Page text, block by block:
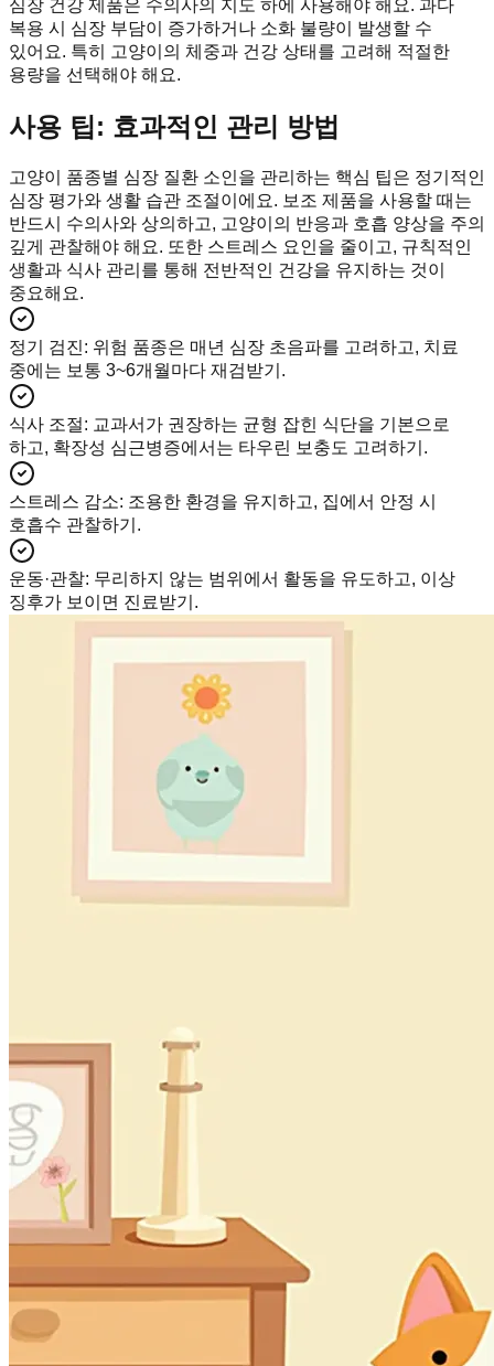
심장 건강 제품은 수의사의 지도 하에 사용해야 해요. 과다
복용 시 심장 부담이 증가하거나 소화 불량이 발생할 수
있어요. 특히 고양이의 체중과 건강 상태를 고려해 적절한
용량을 선택해야 해요.
사용 팁: 효과적인 관리 방법
고양이 품종별 심장 질환 소인을 관리하는 핵심 팁은 정기적인
심장 평가와 생활 습관 조절이에요. 보조 제품을 사용할 때는
반드시 수의사와 상의하고, 고양이의 반응과 호흡 양상을 주의
깊게 관찰해야 해요. 또한 스트레스 요인을 줄이고, 규칙적인
생활과 식사 관리를 통해 전반적인 건강을 유지하는 것이
중요해요.
정기 검진: 위험 품종은 매년 심장 초음파를 고려하고, 치료
중에는 보통 3~6개월마다 재검받기.
식사 조절: 교과서가 권장하는 균형 잡힌 식단을 기본으로
하고, 확장성 심근병증에서는 타우린 보충도 고려하기.
스트레스 감소: 조용한 환경을 유지하고, 집에서 안정 시
호흡수 관찰하기.
운동·관찰: 무리하지 않는 범위에서 활동을 유도하고, 이상
징후가 보이면 진료받기.